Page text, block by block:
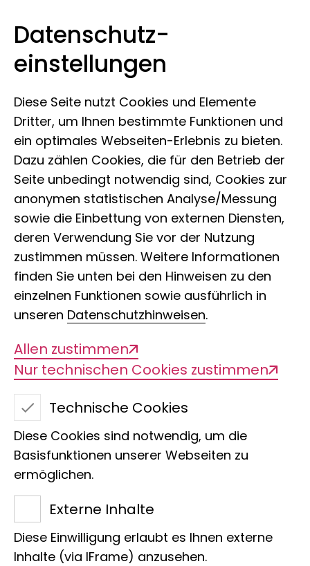
Zum Inhalt springen
Museum der Natur Hamburg
Rotkehlchen
European robin
Erithacus rubeculaLinnaeus, 1758
Datenschutz­
einstellungen
Diese Seite nutzt Cookies und Elemente
Dritter, um Ihnen bestimmte Funktionen und
ein optimales Webseiten-Erlebnis zu bieten.
Dazu zählen Cookies, die für den Betrieb der
Seite unbedingt notwendig sind, Cookies zur
anonymen statistischen Analyse/Messung
sowie die Einbettung von externen Diensten,
deren Verwendung Sie vor der Nutzung
zustimmen müssen. Weitere Informationen
finden Sie unten bei den Hinweisen zu den
einzelnen Funktionen sowie ausführlich in
unseren Datenschutzhinweisen.
Allen zustimmen
Nur technischen Cookies zustimmen
Technische Cookies
Diese Cookies sind notwendig, um die
Basisfunktionen unserer Webseiten zu
ermöglichen.
Externe Inhalte
Diese Einwilligung erlaubt es Ihnen externe
Inhalte (via IFrame) anzusehen.